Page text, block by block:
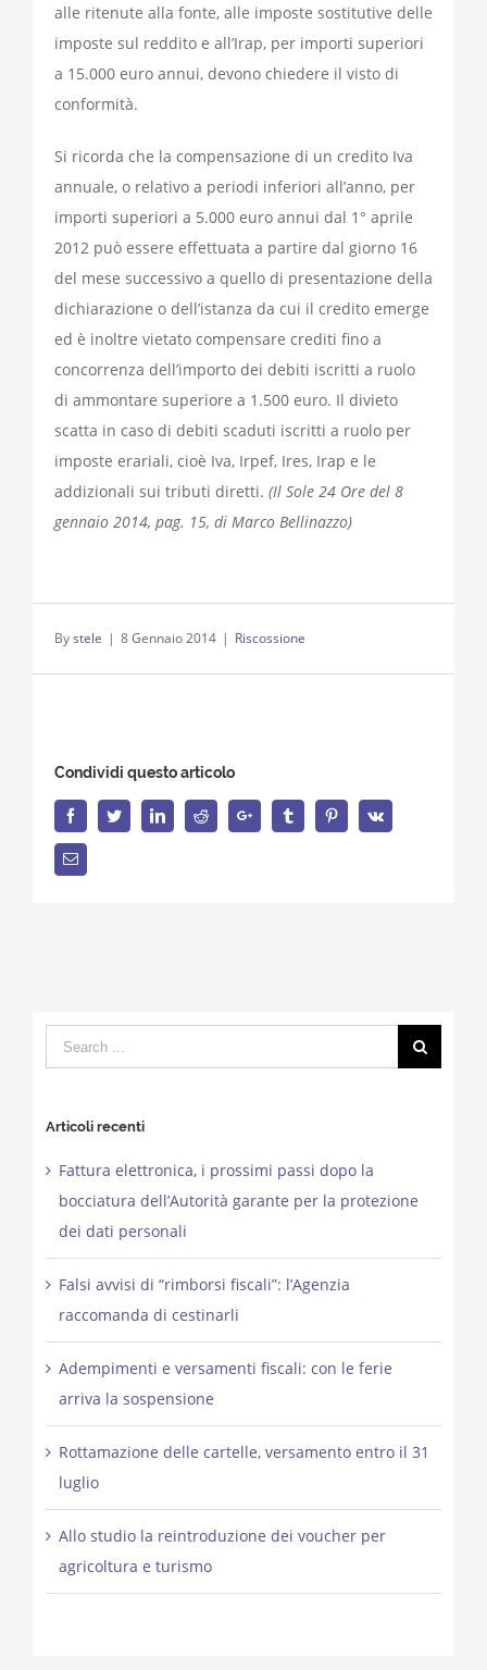
alle ritenute alla fonte, alle imposte sostitutive delle
imposte sul reddito e all’Irap, per importi superiori
a 15.000 euro annui, devono chiedere il visto di
conformità.
Si ricorda che la compensazione di un credito Iva
annuale, o relativo a periodi inferiori all’anno, per
importi superiori a 5.000 euro annui dal 1° aprile
2012 può essere effettuata a partire dal giorno 16
del mese successivo a quello di presentazione della
dichiarazione o dell’istanza da cui il credito emerge
ed è inoltre vietato compensare crediti fino a
concorrenza dell’importo dei debiti iscritti a ruolo
di ammontare superiore a 1.500 euro. Il divieto
scatta in caso di debiti scaduti iscritti a ruolo per
imposte erariali, cioè Iva, Irpef, Ires, Irap e le
addizionali sui tributi diretti. (Il Sole 24 Ore del 8
gennaio 2014, pag. 15, di Marco Bellinazzo)
Bystele | 8 Gennaio 2014 | Riscossione
Condividi questo articolo
FacebookTwitterLinkedInReddit Google+ Tumblr PinterestVk
Email
Search
for:
Articoli recenti
Fattura elettronica, i prossimi passi dopo la
bocciatura dell’Autorità garante per la protezione
dei dati personali
Falsi avvisi di “rimborsi fiscali”: l’Agenzia
raccomanda di cestinarli
Adempimenti e versamenti fiscali: con le ferie
arriva la sospensione
Rottamazione delle cartelle, versamento entro il 31
luglio
Allo studio la reintroduzione dei voucher per
agricoltura e turismo